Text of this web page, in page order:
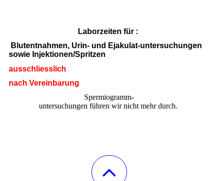
Laborzeiten für :
Blutentnahmen, Urin- und Ejakulat-untersuchungen
sowie Injektionen/Spritzen
ausschliesslich
nach Vereinbarung
Spermiogramm-
untersuchungen führen wir nicht mehr durch.